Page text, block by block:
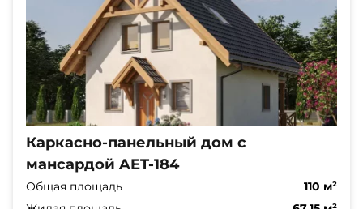
Каркасно-панельный дом с
мансардой AET-184
Общая площадь
110 м²